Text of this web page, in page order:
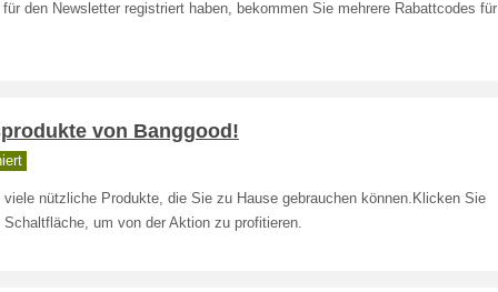
den Newsletter registriert haben, bekommen Sie mehrere Rabattcodes für
von Banggood!
viele nützliche Produkte, die Sie zu Hause gebrauchen können.Klicken Sie
um von der Aktion zu profitieren.